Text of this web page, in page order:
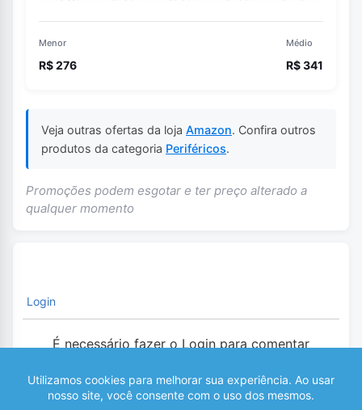
Menor
R$ 276
Médio
R$ 341
Veja outras ofertas da loja Amazon. Confira outros
produtos da categoria Periféricos.
Promoções podem esgotar e ter preço alterado a
qualquer momento
Login
É necessário fazer o Login para comentar
0 COMENTÁRIOS